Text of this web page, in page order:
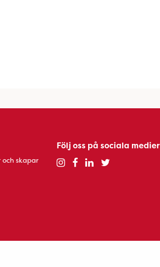
skapar
Följ oss på sociala medier